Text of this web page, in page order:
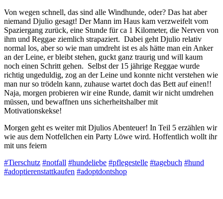
Von wegen schnell, das sind alle Windhunde, oder? Das hat aber
niemand Djulio gesagt! Der Mann im Haus kam verzweifelt vom
Spaziergang zurück, eine Stunde für ca 1 Kilometer, die Nerven von
ihm und Reggae ziemlich strapaziert. Dabei geht Djulio relativ
normal los, aber so wie man umdreht ist es als hätte man ein Anker
an der Leine, er bleibt stehen, guckt ganz traurig und will kaum
noch einen Schritt gehen. Selbst der 15 jährige Reggae wurde
richtig ungeduldig, zog an der Leine und konnte nicht verstehen wie
man nur so trödeln kann, zuhause wartet doch das Bett auf einen!!
Naja, morgen probieren wir eine Runde, damit wir nicht umdrehen
müssen, und bewaffnen uns sicherheitshalber mit
Motivationskekse!
Morgen geht es weiter mit Djulios Abenteuer! In Teil 5 erzählen wir
wie aus dem Notfellchen ein Party Löwe wird. Hoffentlich wollt ihr
mit uns feiern
#Tierschutz #notfall #hundeliebe #pflegestelle #tagebuch #hund
#adoptierenstattkaufen #adoptdontshop